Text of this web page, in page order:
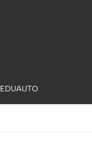
EDUAUTO